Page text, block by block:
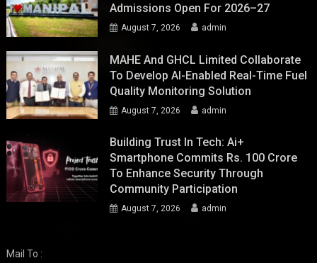
Admissions Open For 2026–27
August 7, 2026 admin
MAHE And GHCL Limited Collaborate
To Develop AI-Enabled Real-Time Fuel
Quality Monitoring Solution
August 7, 2026 admin
Building Trust In Tech: Ai+
Smartphone Commits Rs. 100 Crore
To Enhance Security Through
Community Participation
August 7, 2026 admin
Mail To :